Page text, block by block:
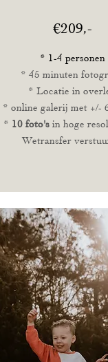
€209,-
* 1-4 personen
* 45 minuten
* Locatie in
* online galerij met +/-
* 10 foto's in hoge
Wetransfer